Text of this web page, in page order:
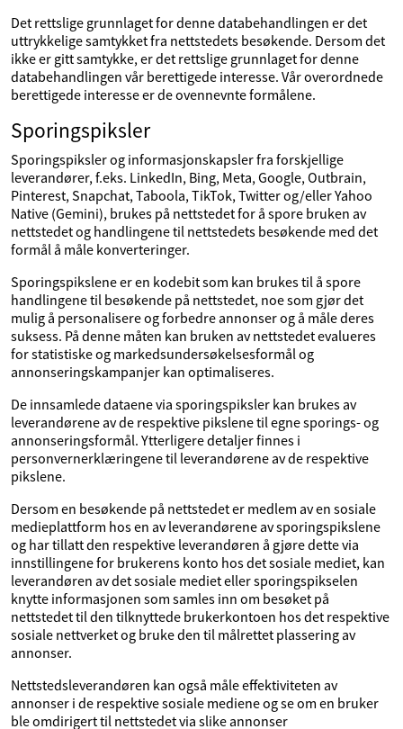
Det rettslige grunnlaget for denne databehandlingen er det
uttrykkelige samtykket fra nettstedets besøkende. Dersom det
ikke er gitt samtykke, er det rettslige grunnlaget for denne
databehandlingen vår berettigede interesse. Vår overordnede
berettigede interesse er de ovennevnte formålene.
Sporingspiksler
Sporingspiksler og informasjonskapsler fra forskjellige
leverandører, f.eks. LinkedIn, Bing, Meta, Google, Outbrain,
Pinterest, Snapchat, Taboola, TikTok, Twitter og/eller Yahoo
Native (Gemini), brukes på nettstedet for å spore bruken av
nettstedet og handlingene til nettstedets besøkende med det
formål å måle konverteringer.
Sporingspikslene er en kodebit som kan brukes til å spore
handlingene til besøkende på nettstedet, noe som gjør det
mulig å personalisere og forbedre annonser og å måle deres
suksess. På denne måten kan bruken av nettstedet evalueres
for statistiske og markedsundersøkelsesformål og
annonseringskampanjer kan optimaliseres.
De innsamlede dataene via sporingspiksler kan brukes av
leverandørene av de respektive pikslene til egne sporings- og
annonseringsformål. Ytterligere detaljer finnes i
personvernerklæringene til leverandørene av de respektive
pikslene.
Dersom en besøkende på nettstedet er medlem av en sosiale
medieplattform hos en av leverandørene av sporingspikslene
og har tillatt den respektive leverandøren å gjøre dette via
innstillingene for brukerens konto hos det sosiale mediet, kan
leverandøren av det sosiale mediet eller sporingspikselen
knytte informasjonen som samles inn om besøket på
nettstedet til den tilknyttede brukerkontoen hos det respektive
sosiale nettverket og bruke den til målrettet plassering av
annonser.
Nettstedsleverandøren kan også måle effektiviteten av
annonser i de respektive sosiale mediene og se om en bruker
ble omdirigert til nettstedet via slike annonser